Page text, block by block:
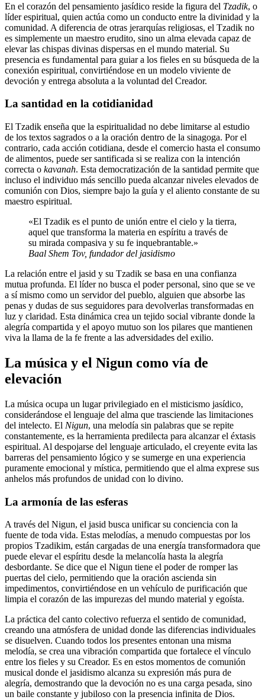
En el corazón del pensamiento jasídico reside la figura del Tzadik, o
líder espiritual, quien actúa como un conducto entre la divinidad y la
comunidad. A diferencia de otras jerarquías religiosas, el Tzadik no
es simplemente un maestro erudito, sino un alma elevada capaz de
elevar las chispas divinas dispersas en el mundo material. Su
presencia es fundamental para guiar a los fieles en su búsqueda de la
conexión espiritual, convirtiéndose en un modelo viviente de
devoción y entrega absoluta a la voluntad del Creador.
La santidad en la cotidianidad
El Tzadik enseña que la espiritualidad no debe limitarse al estudio
de los textos sagrados o a la oración dentro de la sinagoga. Por el
contrario, cada acción cotidiana, desde el comercio hasta el consumo
de alimentos, puede ser santificada si se realiza con la intención
correcta o kavanah. Esta democratización de la santidad permite que
incluso el individuo más sencillo pueda alcanzar niveles elevados de
comunión con Dios, siempre bajo la guía y el aliento constante de su
maestro espiritual.
«El Tzadik es el punto de unión entre el cielo y la tierra,
aquel que transforma la materia en espíritu a través de
su mirada compasiva y su fe inquebrantable.»
Baal Shem Tov, fundador del jasidismo
La relación entre el jasid y su Tzadik se basa en una confianza
mutua profunda. El líder no busca el poder personal, sino que se ve
a sí mismo como un servidor del pueblo, alguien que absorbe las
penas y dudas de sus seguidores para devolverlas transformadas en
luz y claridad. Esta dinámica crea un tejido social vibrante donde la
alegría compartida y el apoyo mutuo son los pilares que mantienen
viva la llama de la fe frente a las adversidades del exilio.
La música y el Nigun como vía de
elevación
La música ocupa un lugar privilegiado en el misticismo jasídico,
considerándose el lenguaje del alma que trasciende las limitaciones
del intelecto. El Nigun, una melodía sin palabras que se repite
constantemente, es la herramienta predilecta para alcanzar el éxtasis
espiritual. Al despojarse del lenguaje articulado, el creyente evita las
barreras del pensamiento lógico y se sumerge en una experiencia
puramente emocional y mística, permitiendo que el alma exprese sus
anhelos más profundos de unidad con lo divino.
La armonía de las esferas
A través del Nigun, el jasid busca unificar su conciencia con la
fuente de toda vida. Estas melodías, a menudo compuestas por los
propios Tzadikim, están cargadas de una energía transformadora que
puede elevar el espíritu desde la melancolía hasta la alegría
desbordante. Se dice que el Nigun tiene el poder de romper las
puertas del cielo, permitiendo que la oración ascienda sin
impedimentos, convirtiéndose en un vehículo de purificación que
limpia el corazón de las impurezas del mundo material y egoísta.
La práctica del canto colectivo refuerza el sentido de comunidad,
creando una atmósfera de unidad donde las diferencias individuales
se disuelven. Cuando todos los presentes entonan una misma
melodía, se crea una vibración compartida que fortalece el vínculo
entre los fieles y su Creador. Es en estos momentos de comunión
musical donde el jasidismo alcanza su expresión más pura de
alegría, demostrando que la devoción no es una carga pesada, sino
un baile constante y jubiloso con la presencia infinita de Dios.